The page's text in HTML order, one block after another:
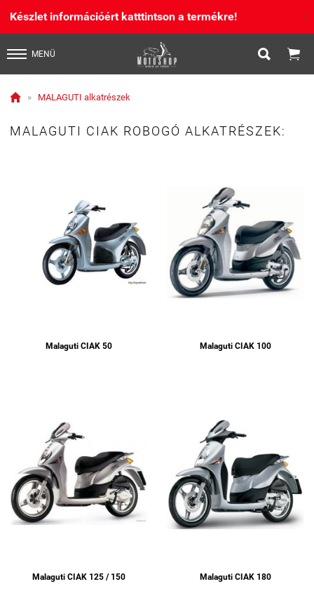
Készlet információért katttintson a termékre! X
MENÜ  
 » MALAGUTI alkatrészek
MALAGUTI CIAK ROBOGÓ ALKATRÉSZEK:
Malaguti CIAK 50 Malaguti CIAK 100
Malaguti CIAK 125 / 150 Malaguti CIAK 180